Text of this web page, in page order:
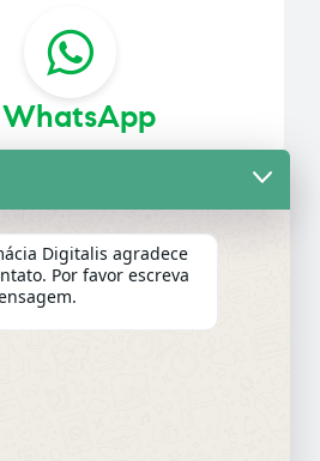
WhatsApp
MAIL
Digitalis agradece
Por favor escreva